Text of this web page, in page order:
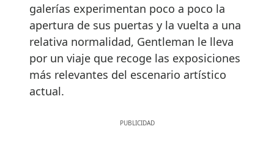
galerías experimentan poco a poco la
apertura de sus puertas y la vuelta a una
relativa normalidad, Gentleman le lleva
por un viaje que recoge las exposiciones
más relevantes del escenario artístico
actual.